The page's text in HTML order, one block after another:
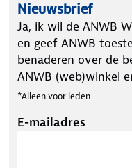
Nieuwsbrief
Ja, ik wil de ANWB
en geef ANWB
benaderen over de
ANWB (web)winkel
*Alleen voor leden
E-mailadres